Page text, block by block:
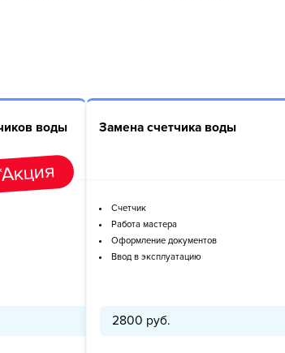
воды Замена счетчика воды
Счетчик
Работа мастера
Оформление документов
Ввод в эксплуатацию
2800 руб.